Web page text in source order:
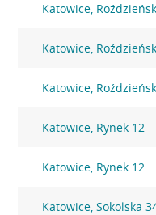
Katowice,
Katowice,
Katowice,
Katowice, Rynek 12
Katowice, Rynek 12
Katowice, Sokolska